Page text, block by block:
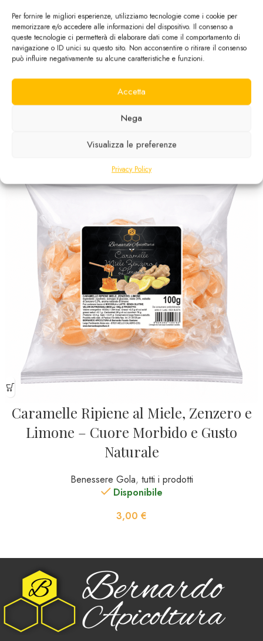
Per fornire le migliori esperienze, utilizziamo tecnologie come i cookie per
memorizzare e/o accedere alle informazioni del dispositivo. Il consenso a
queste tecnologie ci permetterà di elaborare dati come il comportamento di
navigazione o ID unici su questo sito. Non acconsentire o ritirare il consenso
può influire negativamente su alcune caratteristiche e funzioni.
Accetta
Nega
Visualizza le preferenze
Privacy Policy
Caramelle Ripiene al Miele e Propoli –
Disponibile
3,00
Caramelle Ripiene al Miele, Zenzero e
Limone – Cuore Morbido e Gusto
Naturale
Benessere Gola, tutti i prodotti
Disponibile
3,00 €